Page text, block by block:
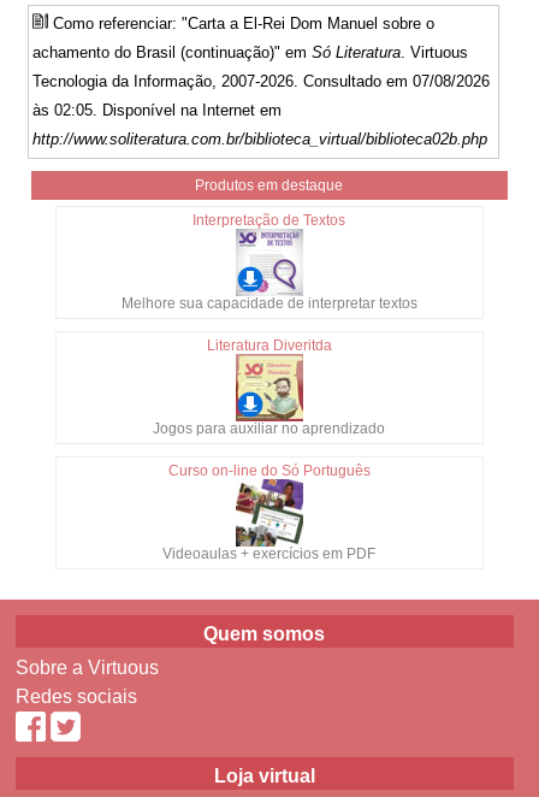
Como referenciar: "Carta a El-Rei Dom Manuel sobre o
achamento do Brasil (continuação)" emSó Literatura. Virtuous
Tecnologia da Informação, 2007-2026. Consultado em 07/08/2026
às 02:05. Disponível na Internet em
http://www.soliteratura.com.br/biblioteca_virtual/biblioteca02b.php
Produtos em destaque
Interpretação de Textos
Melhore sua capacidade de interpretar textos
Literatura Diveritda
Jogos para auxiliar no aprendizado
Curso on-line do Só Português
Videoaulas + exercícios em PDF
Quem somos
Sobre a Virtuous
Redes sociais
Loja virtual